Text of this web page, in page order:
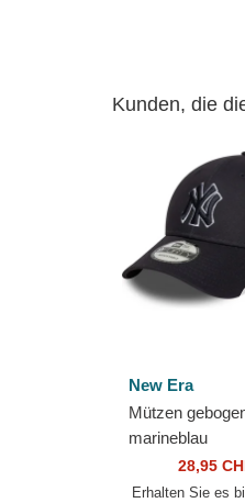
Kunden, die
New Era
Mützen
marineblau
verstellbares
9FORTY
28,95
Erhalten Sie es